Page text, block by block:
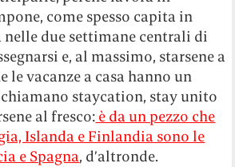
come spesso capita in
due settimane centrali di
e, al massimo, starsene a
le vacanze a casa hanno un
chiamano staycation, stay unito
al fresco: è da un pezzo che
Islanda e Finlandia sono le
e Spagna, d’altronde.